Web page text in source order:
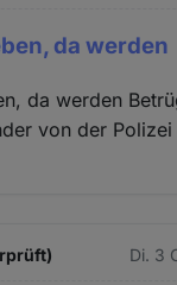
da werden
da werden
von der
Di. 3